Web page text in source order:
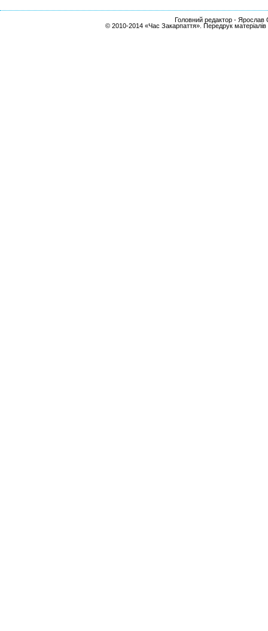
Головний редактор - Ярослав
© 2010-2014 «Час Закарпаття». Передрук